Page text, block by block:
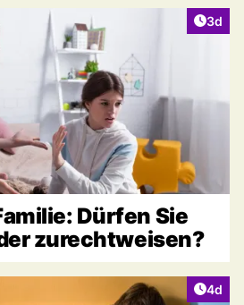
3d
Dürfen Sie
zurechtweisen?
4d